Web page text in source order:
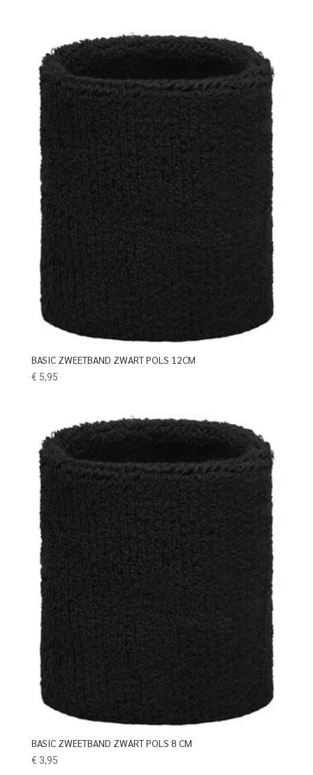
BASIC ZWEETBAND ZWART POLS 12CM
€ 5,95
BASIC ZWEETBAND ZWART POLS 8 CM
€ 3,95